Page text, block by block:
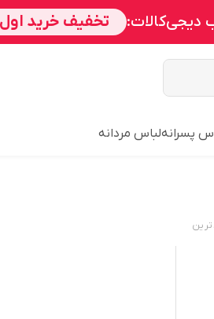
پسرانهلباس مردانه